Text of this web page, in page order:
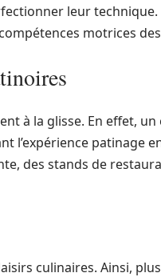
leur
motrices
à la glisse. En effet, un
l’expérience patinage
des stands de
culinaires. Ainsi,